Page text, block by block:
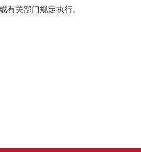
有关部门规定执行。